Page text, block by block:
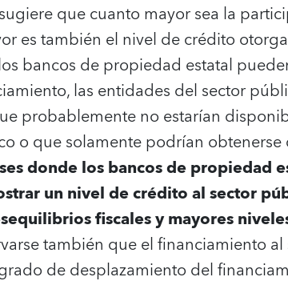
que cuanto mayor sea la
es también el nivel de crédito
bancos de propiedad estatal
las entidades del sector
probablemente no estarían
o que solamente podrían obtenerse
donde los bancos de propiedad
un nivel de crédito al sector
fiscales y mayores
también que el financiamiento
de desplazamiento del